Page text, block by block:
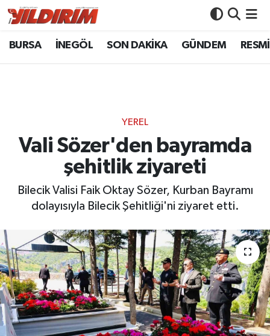
BURSA İNEGÖL SON DAKİKA GÜNDEM
YEREL
Vali Sözer'den bayramda
şehitlik ziyareti
Bilecik Valisi Faik Oktay Sözer, Kurban Bayramı
dolayısıyla Bilecik Şehitliği'ni ziyaret etti.
BURSA
GÜNDEM
RESMİ İLANLAR
KÖŞE YAZILARI
SİYASET
YAŞAM
SPOR
Bursa Nöbetçi Eczaneler
Bursa Trafik Yoğunluk Haritası
Süper Lig Puan Durumu ve Fikstür
Tüm Manşetler
Son Dakika Haberleri
Haber Arşivi